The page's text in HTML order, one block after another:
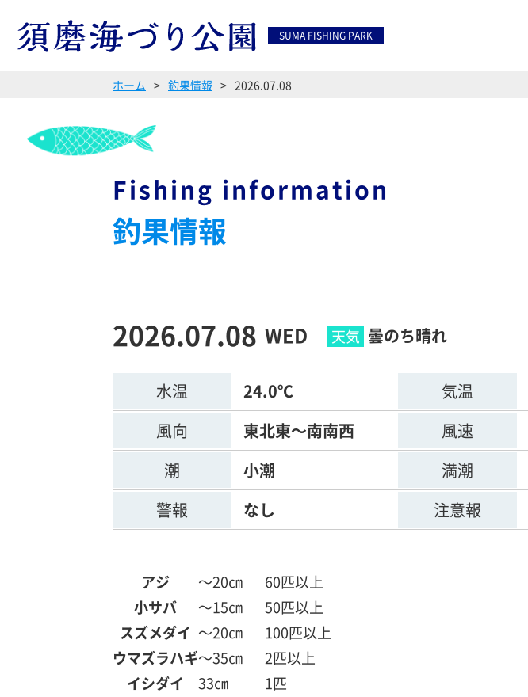
SUMA FISHING PARK
ホーム 釣果情報 2026.07.08
Fishing information
釣果情報
2026.07.08 WED 曇のち晴れ
水温 24.0℃ 気温
風向
東北東～南南西 風速
潮
小潮 満潮
警報
なし 注意報
アジ ～20㎝
60匹以上
小サバ
～15㎝
50匹以上
スズメダイ ～20㎝
100匹以上
ウマズラハギ～35㎝
2匹以上
イシダイ
33㎝
1匹